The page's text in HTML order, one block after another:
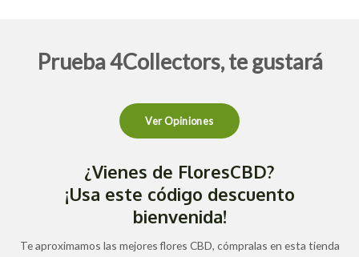
Prueba 4Collectors, te gustará
Ver Opiniones
¿Vienes de FloresCBD?
¡Usa este código descuento
bienvenida!
Te aproximamos las mejores flores CBD, cómpralas en esta tienda